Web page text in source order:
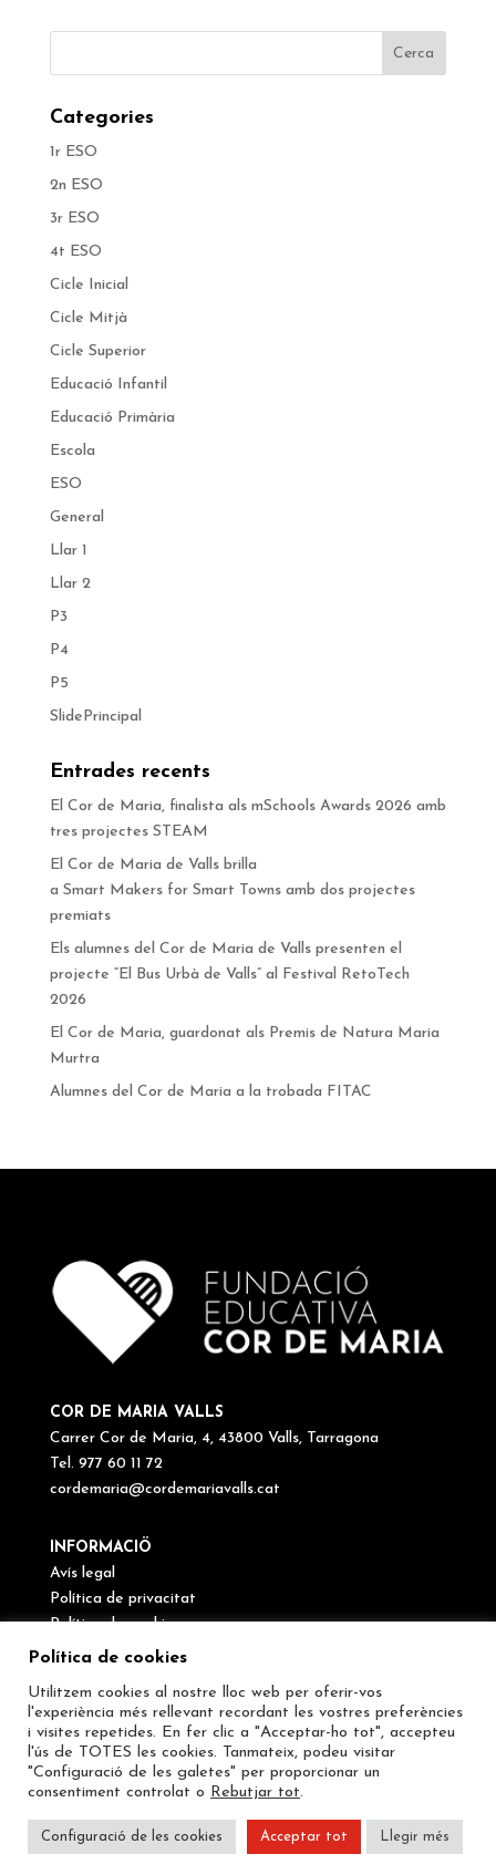
Categories
1r ESO
2n ESO
3r ESO
4t ESO
Cicle Inicial
Cicle Mitjà
Cicle Superior
Educació Infantil
Educació Primària
Escola
ESO
General
Llar 1
Llar 2
P3
P4
P5
SlidePrincipal
Entrades recents
El Cor de Maria, finalista als mSchools Awards 2026 amb
tres projectes STEAM
El Cor de Maria de Valls brilla
a Smart Makers for Smart Towns amb dos projectes
premiats
Els alumnes del Cor de Maria de Valls presenten el
projecte “El Bus Urbà de Valls” al Festival RetoTech
2026
El Cor de Maria, guardonat als Premis de Natura Maria
Murtra
Alumnes del Cor de Maria a la trobada FITAC
COR DE MARIA VALLS
Carrer Cor de Maria, 4, 43800 Valls, Tarragona
Tel. 977 60 11 72
cordemaria@cordemariavalls.cat
INFORMACIÖ
Avís legal
Política de privacitat
Política de cookies
Canal de denúncies
SEGUEIX-NOS
Política de cookies
Utilitzem cookies al nostre lloc web per oferir-vos
l'experiència més rellevant recordant les vostres preferències
i visites repetides. En fer clic a "Acceptar-ho tot", accepteu
l'ús de TOTES les cookies. Tanmateix, podeu visitar
"Configuració de les galetes" per proporcionar un
consentiment controlat o Rebutjar tot.
Configuració de les cookies Acceptar tot Llegir més